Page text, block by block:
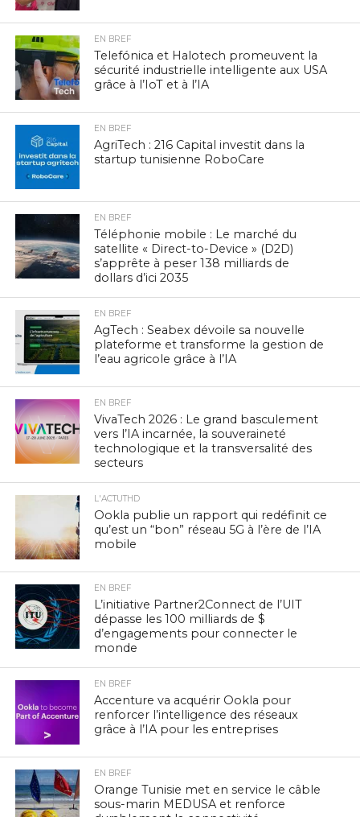
EN BREF
Telefónica et Halotech promeuvent la
sécurité industrielle intelligente aux USA
grâce à l’IoT et à l’IA
EN BREF
AgriTech : 216 Capital investit dans la
startup tunisienne RoboCare
EN BREF
Téléphonie mobile : Le marché du
satellite « Direct-to-Device » (D2D)
s’apprête à peser 138 milliards de
dollars d’ici 2035
EN BREF
AgTech : Seabex dévoile sa nouvelle
plateforme et transforme la gestion de
l’eau agricole grâce à l’IA
EN BREF
VivaTech 2026 : Le grand basculement
vers l’IA incarnée, la souveraineté
technologique et la transversalité des
secteurs
L'ACTUTHD
Ookla publie un rapport qui redéfinit ce
qu’est un “bon” réseau 5G à l’ère de l’IA
mobile
EN BREF
L’initiative Partner2Connect de l’UIT
dépasse les 100 milliards de $
d’engagements pour connecter le
monde
EN BREF
Accenture va acquérir Ookla pour
renforcer l’intelligence des réseaux
grâce à l’IA pour les entreprises
EN BREF
Orange Tunisie met en service le câble
sous-marin MEDUSA et renforce